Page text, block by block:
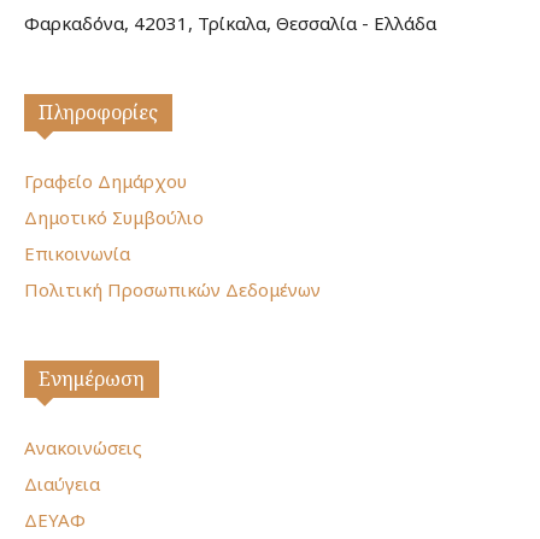
Φαρκαδόνα, 42031, Τρίκαλα, Θεσσαλία - Ελλάδα
Πληροφορίες
Γραφείο Δημάρχου
Δημοτικό Συμβούλιο
Επικοινωνία
Πολιτική Προσωπικών Δεδομένων
Ενημέρωση
Ανακοινώσεις
Διαύγεια
ΔΕΥΑΦ